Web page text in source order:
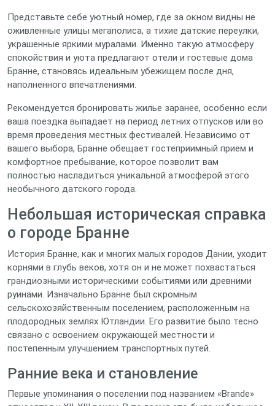
Представьте себе уютный номер, где за окном видны не
оживленные улицы мегаполиса, а тихие датские переулки,
украшенные яркими муралами. Именно такую атмосферу
спокойствия и уюта предлагают отели и гостевые дома
Бранне, становясь идеальным убежищем после дня,
наполненного впечатлениями.
Рекомендуется бронировать жилье заранее, особенно если
ваша поездка выпадает на период летних отпусков или во
время проведения местных фестивалей. Независимо от
вашего выбора, Бранне обещает гостеприимный прием и
комфортное пребывание, которое позволит вам
полностью насладиться уникальной атмосферой этого
необычного датского города.
Небольшая историческая справка
о городе Бранне
История Бранне, как и многих малых городов Дании, уходит
корнями в глубь веков, хотя он и не может похвастаться
грандиозными историческими событиями или древними
руинами. Изначально Бранне был скромным
сельскохозяйственным поселением, расположенным на
плодородных землях Ютландии. Его развитие было тесно
связано с освоением окружающей местности и
постепенным улучшением транспортных путей.
Ранние века и становление
Первые упоминания о поселении под названием «Brande»